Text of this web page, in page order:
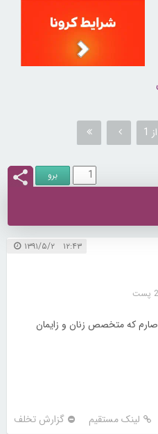
۱۲:۴۳ ۱۳۹۱/۵/۲
صارم که متخصص زنان و زایمان
لینک مستقیم گزارش تخلف